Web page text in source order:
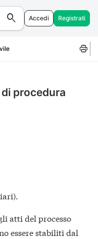
Accedi Registrati
procedura
atti del processo
essere stabiliti dal